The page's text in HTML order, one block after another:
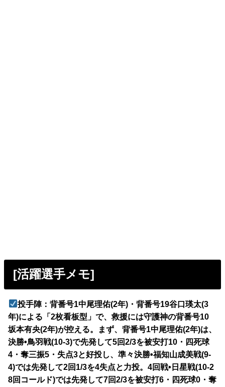
[活躍選手メモ]
投手陣：背番号1中尾理佑(2年)・背番号19谷口瑛太(3
年)による「2枚看板型」で、救援には守護神の背番号10
坂本有央(2年)が控える。まず、背番号1中尾理佑(2年)は、
決勝•鳥羽戦(10-3)で先発して5回2/3を被安打10・四死球
4・奪三振5・失点3と好投し、準々決勝•福知山成美戦(9-
4)では先発して2回1/3を4失点と力投。4回戦•日星戦(10-2
8回コールド)では先発して7回2/3を被安打6・四死球0・奪